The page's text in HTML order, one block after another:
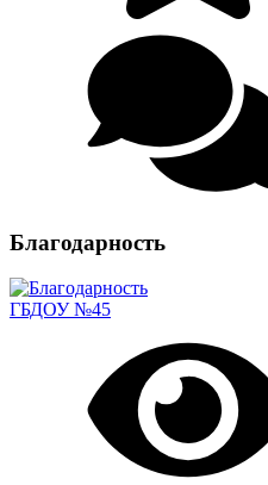
Благодарность
ГБДОУ №45